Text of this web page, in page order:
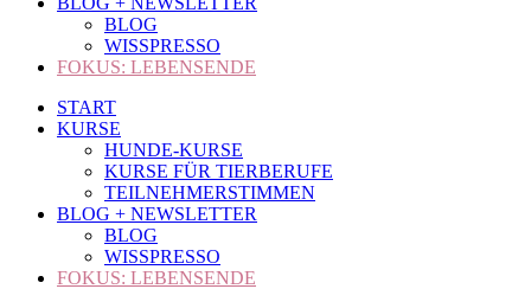
BLOG
WISSPRESSO
FOKUS: LEBENSENDE
START
KURSE
HUNDE-KURSE
KURSE FÜR TIERBERUFE
TEILNEHMERSTIMMEN
BLOG + NEWSLETTER
BLOG
WISSPRESSO
FOKUS: LEBENSENDE